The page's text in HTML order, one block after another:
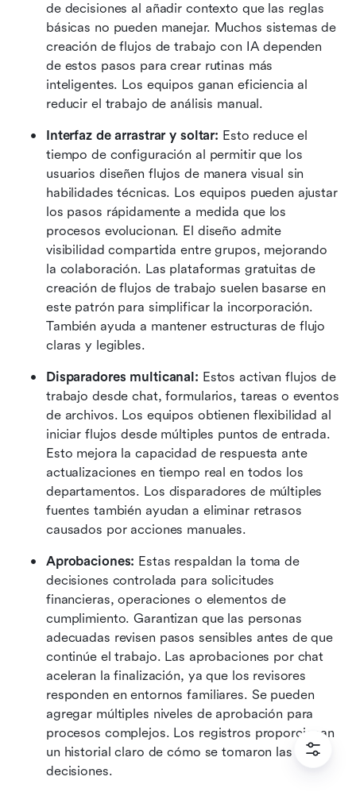
de decisiones al añadir contexto que las reglas
básicas no pueden manejar. Muchos sistemas de
creación de flujos de trabajo con IA dependen
de estos pasos para crear rutinas más
inteligentes. Los equipos ganan eficiencia al
reducir el trabajo de análisis manual.
Interfaz de arrastrar y soltar: Esto reduce el
tiempo de configuración al permitir que los
usuarios diseñen flujos de manera visual sin
habilidades técnicas. Los equipos pueden ajustar
los pasos rápidamente a medida que los
procesos evolucionan. El diseño admite
visibilidad compartida entre grupos, mejorando
la colaboración. Las plataformas gratuitas de
creación de flujos de trabajo suelen basarse en
este patrón para simplificar la incorporación.
También ayuda a mantener estructuras de flujo
claras y legibles.
Disparadores multicanal: Estos activan flujos de
trabajo desde chat, formularios, tareas o eventos
de archivos. Los equipos obtienen flexibilidad al
iniciar flujos desde múltiples puntos de entrada.
Esto mejora la capacidad de respuesta ante
actualizaciones en tiempo real en todos los
departamentos. Los disparadores de múltiples
fuentes también ayudan a eliminar retrasos
causados por acciones manuales.
Aprobaciones: Estas respaldan la toma de
decisiones controlada para solicitudes
financieras, operaciones o elementos de
cumplimiento. Garantizan que las personas
adecuadas revisen pasos sensibles antes de que
continúe el trabajo. Las aprobaciones por chat
aceleran la finalización, ya que los revisores
responden en entornos familiares. Se pueden
agregar múltiples niveles de aprobación para
procesos complejos. Los registros proporcionan
un historial claro de cómo se tomaron las
decisiones.